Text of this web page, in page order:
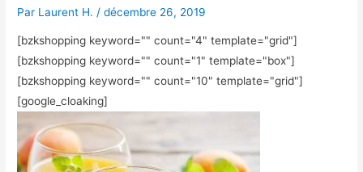
Par Laurent H. /décembre 26, 2019
[bzkshopping keyword="" count="4" template="grid"]
[bzkshopping keyword="" count="1" template="box"]
[bzkshopping keyword="" count="10" template="grid"]
[google_cloaking]